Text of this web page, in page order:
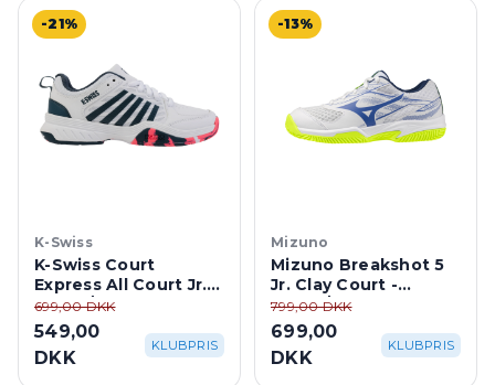
-21%
K-Swiss
K-Swiss Court
Express All Court Jr. -
White/Stargazer
699,00 DKK
549,00
DKK
KLUBPRIS
-13%
Mizuno
Mizuno Breakshot 5
Jr. Clay Court -
White/Dazzling Blue
799,00 DKK
699,00
DKK
KLUBPRIS